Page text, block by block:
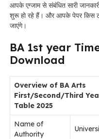
आपके एग्जाम से संबंधित सारी
शुरू हो रहे हैं। और आपके पेपर किस
जाएंगे।
BA 1st year
Download
Overview of BA Arts
First/Second/Third
Table 2025
Name of
Authority